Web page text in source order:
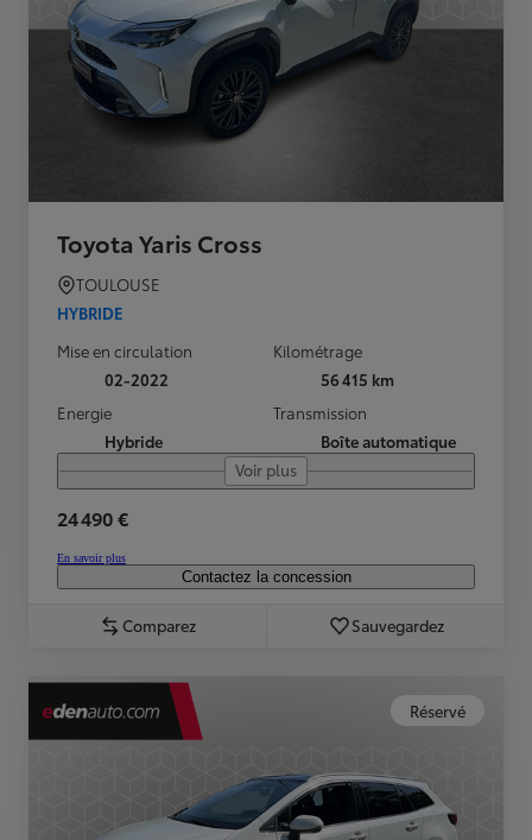
Toyota Yaris Cross
TOULOUSE
HYBRIDE
Mise en circulation
02-2022
Kilométrage
56 415 km
Energie
Hybride
Transmission
Boîte automatique
Voir plus
24 490 €
En savoir plus
Contactez la concession
Comparez Sauvegardez
Réservé